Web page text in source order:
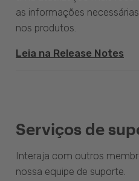
as informações
nos produtos.
Leia na Release Notes
Serviços de
Interaja com outros
nossa equipe de suporte.